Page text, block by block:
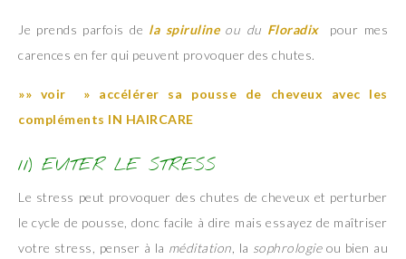
Je prends parfois de la spirulineou du Floradix
pour mes
carences en fer qui peuvent provoquer des chutes.
»» voir » accélérer sa pousse de cheveux avec les
compléments IN HAIRCARE
11) EVITER LE STRESS
Le stress peut provoquer des chutes de cheveux et perturber
le cycle de pousse, donc facile à dire mais essayez de maîtriser
votre stress, penser à la méditation , la sophrologieou bien au